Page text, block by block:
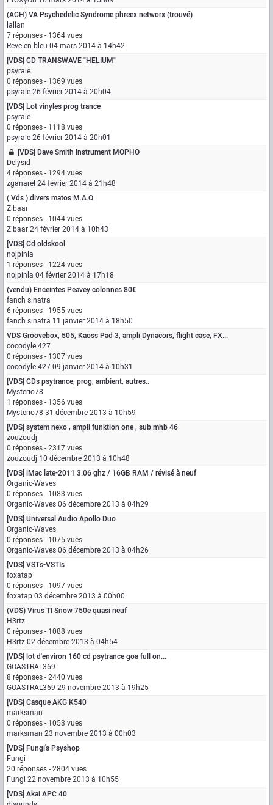
(ACH) VA Psychedelic Syndrome phreex networx (trouvé)
lallan
7 réponses - 1364 vues
Reve en bleu 04 mars 2014 à 14h42
[VDS] CD TRANSWAVE "HELIUM"
psyrale
0 réponses - 1369 vues
psyrale26 février 2014 à 20h04
[VDS] Lot vinyles prog trance
psyrale
0 réponses - 1118 vues
psyrale26 février 2014 à 20h01
[VDS] Dave Smith Instrument MOPHO
Delysid
4 réponses - 1294 vues
zganarel 24 février 2014 à 21h48
( Vds ) divers matos M.A.O
Zibaar
0 réponses - 1044 vues
Zibaar24 février 2014 à 10h43
[VDS] Cd oldskool
nojpinla
1 réponses - 1224 vues
nojpinla 04 février 2014 à 17h18
(vendu) Enceintes Peavey colonnes 80€
fanch sinatra
6 réponses - 1955 vues
fanch sinatra 11 janvier 2014 à 18h50
VDS Groovebox, 505, Kaoss Pad 3, ampli Dynacors, flight case, FX...
cocodyle 427
0 réponses - 1307 vues
cocodyle 42709 janvier 2014 à 10h31
[VDS] CDs psytrance, prog, ambient, autres..
Mysterio78
1 réponses - 1356 vues
Mysterio78 31 décembre 2013 à 10h59
[VDS] system nexo , ampli funktion one , sub mhb 46
zouzoudj
0 réponses - 2317 vues
zouzoudj 10 décembre 2013 à 10h48
[VDS] iMac late-2011 3.06 ghz / 16GB RAM / révisé à neuf
Organic-Waves
0 réponses - 1083 vues
Organic-Waves06 décembre 2013 à 04h29
[VDS] Universal Audio Apollo Duo
Organic-Waves
0 réponses - 1075 vues
Organic-Waves06 décembre 2013 à 04h26
[VDS] VSTs-VSTIs
foxatap
0 réponses - 1097 vues
foxatap03 décembre 2013 à 00h00
(VDS) Virus TI Snow 750e quasi neuf
H3rtz
0 réponses - 1088 vues
H3rtz02 décembre 2013 à 04h54
[VDS] lot d'environ 160 cd psytrance goa full on...
GOASTRAL369
8 réponses - 2440 vues
GOASTRAL369 29 novembre 2013 à 19h25
[VDS] Casque AKG K540
marksman
0 réponses - 1053 vues
marksman 23 novembre 2013 à 00h03
[VDS] Fungi's Psyshop
Fungi
20 réponses - 2804 vues
Fungi 22 novembre 2013 à 10h55
[VDS] Akai APC 40